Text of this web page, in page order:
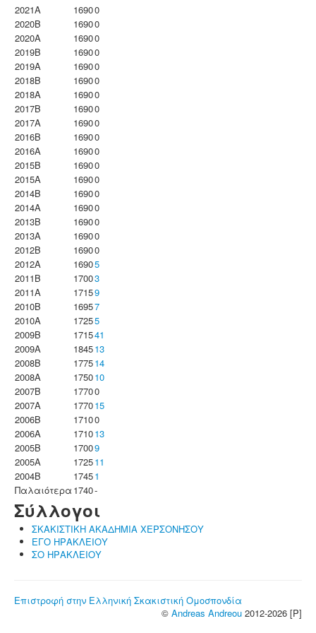
2021A
16900
2020B
16900
2020A
16900
2019B
16900
2019A
16900
2018B
16900
2018A
16900
2017B
16900
2017A
16900
2016B
16900
2016A
16900
2015B
16900
2015A
16900
2014B
16900
2014A
16900
2013B
16900
2013A
16900
2012B
16900
2012A
16905
2011B
17003
2011A
17159
2010B
16957
2010A
17255
2009B
171541
2009A
184513
2008B
177514
2008A
175010
2007B
17700
2007A
177015
2006B
17100
2006A
171013
2005B
17009
2005A
172511
2004B
17451
Παλαιότερα 1740-
Σύλλογοι
ΣΚΑΚΙΣΤΙΚΗ ΑΚΑΔΗΜΙΑ ΧΕΡΣΟΝΗΣΟΥ
ΕΓΟ ΗΡΑΚΛΕΙΟΥ
ΣΟ ΗΡΑΚΛΕΙΟΥ
Επιστροφή στην Ελληνική Σκακιστική Ομοσπονδία
© Andreas Andreou 2012-2026 [P]